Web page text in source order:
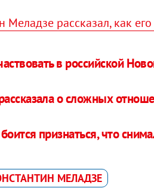
Меладзе рассказал, как
в российской
о сложных
признаться, что
МЕЛАДЗЕ